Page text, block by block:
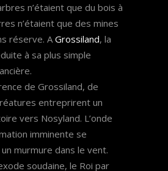
n’étaient que du bois à
n’étaient que des mines
réserve. AGrossiland, la
à sa plus simple
de Grossiland, de
entreprirent un
vers Nosyland. L’onde
imminente se
murmure dans le vent.
soudaine, le Roi par